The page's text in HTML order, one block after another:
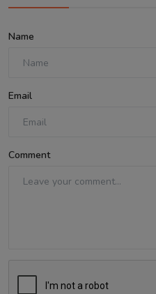
Name
Email
Comment